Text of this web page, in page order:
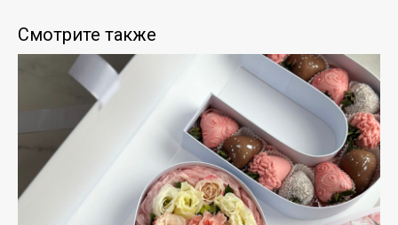
Смотрите также